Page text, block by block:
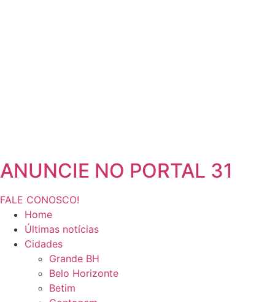
ANUNCIE NO PORTAL 31
FALE CONOSCO!
Home
Últimas notícias
Cidades
Grande BH
Belo Horizonte
Betim